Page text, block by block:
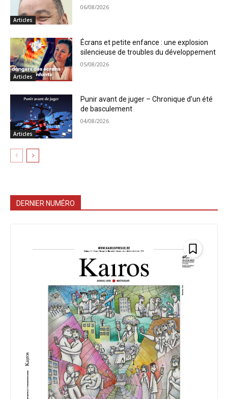
Articles
06/08/2026
Articles
Écrans et petite enfance : une explosion
silencieuse de troubles du développement
05/08/2026
Articles
Punir avant de juger – Chronique d’un été
de basculement
04/08/2026
DERNIER NUMÉRO